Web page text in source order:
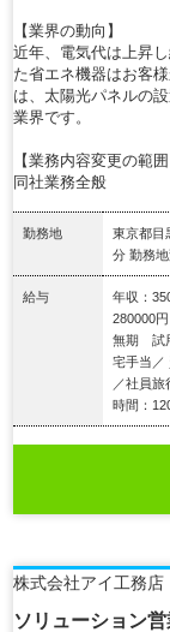
【業界の動向】
近年、電気代は上昇
た省エネ機器はお客
は、太陽光パネルの
業界です。
【業務内容変更の範囲
同社業務全般
勤務地
東京都目
分 勤務
給与
年収：
280000
無期 試
宅手当／
／社員
時間：
株式会社アイ工務店
ソリューション